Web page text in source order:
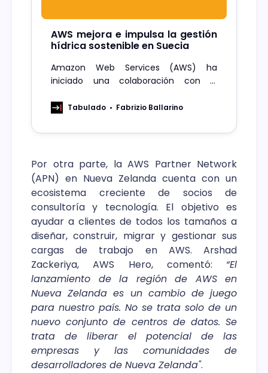
AWS mejora e impulsa la gestión
hídrica sostenible en Suecia
Amazon Web Services (AWS) ha
iniciado una colaboración con el
Vatten para un plan de reposición de
Tabulado Fabrizio Ballarino
Por otra parte, la AWS Partner Network
(APN) en Nueva Zelanda cuenta con un
ecosistema creciente de socios de
consultoría y tecnología. El objetivo es
ayudar a clientes de todos los tamaños a
diseñar, construir, migrar y gestionar sus
cargas de trabajo en AWS. Arshad
Zackeriya, AWS Hero, comentó: “El
lanzamiento de la región de AWS en
Nueva Zelanda es un cambio de juego
para nuestro país. No se trata solo de un
nuevo conjunto de centros de datos. Se
trata de liberar el potencial de las
empresas y las comunidades de
desarrolladores de Nueva Zelanda".